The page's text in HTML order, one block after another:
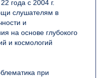
года с 2004 г.
слушателям в
и
на основе глубокого
и космологий
при